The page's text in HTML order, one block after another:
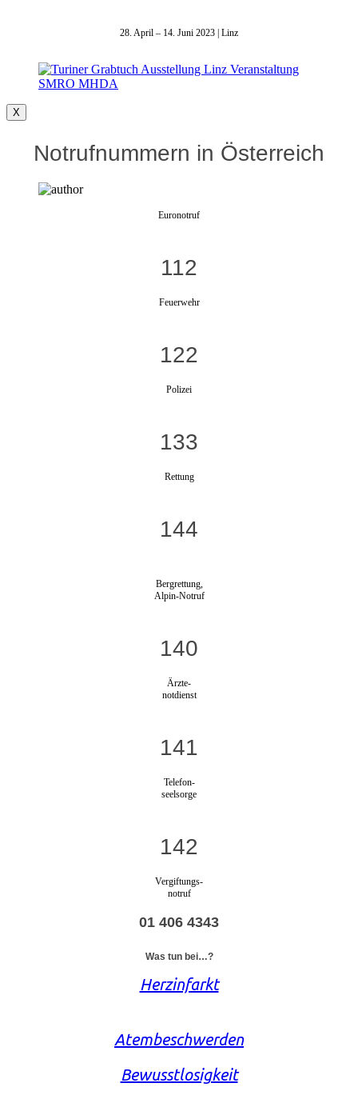
28. April – 14. Juni 2023 | Linz
X
Notrufnummern in Österreich
Euronotruf
112
Feuerwehr
122
Polizei
133
Rettung
144
Bergrettung,
Alpin-Notruf
140
Ärzte-
notdienst
141
Telefon-
seelsorge
142
Vergiftungs-
notruf
01 406 4343
Was tun bei…?
Herzinfarkt
Atembeschwerden
Bewusstlosigkeit